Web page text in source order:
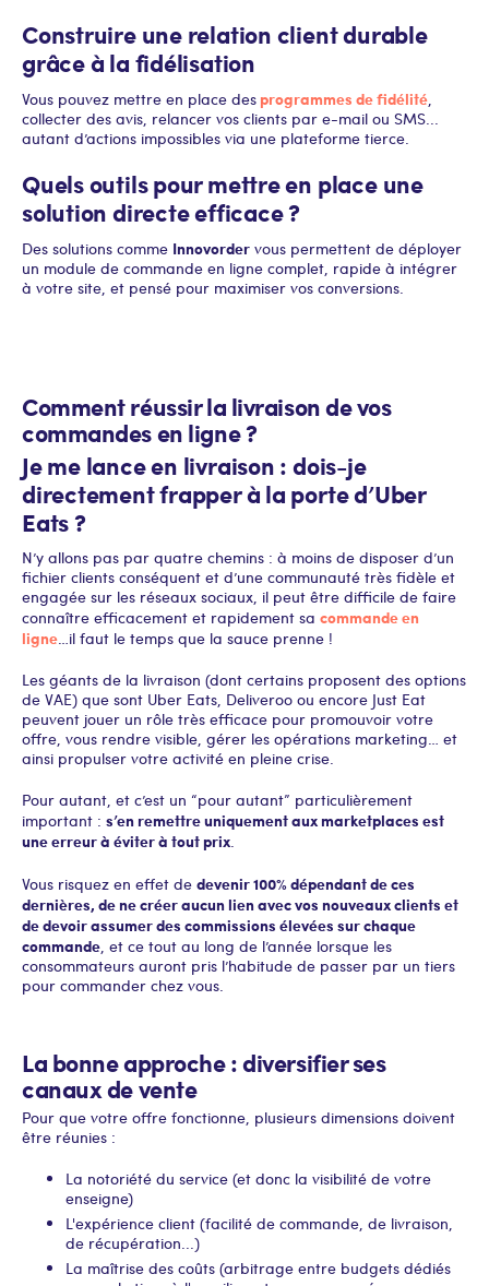
Construire une relation client durable
grâce à la fidélisation
Vous pouvez mettre en place des programmes de fidélité,
collecter des avis, relancer vos clients par e-mail ou SMS...
autant d’actions impossibles via une plateforme tierce.
Quels outils pour mettre en place une
solution directe efficace ?
Des solutions comme Innovorder vous permettent de déployer
un module de commande en ligne complet, rapide à intégrer
à votre site, et pensé pour maximiser vos conversions.
Comment réussir la livraison de vos
commandes en ligne ?
Je me lance en livraison : dois-je
directement frapper à la porte d’Uber
Eats ?
N’y allons pas par quatre chemins : à moins de disposer d’un
fichier clients conséquent et d’une communauté très fidèle et
engagée sur les réseaux sociaux, il peut être difficile de faire
connaître efficacement et rapidement sa commande en
ligne…il faut le temps que la sauce prenne !
Les géants de la livraison (dont certains proposent des options
de VAE) que sont Uber Eats, Deliveroo ou encore Just Eat
peuvent jouer un rôle très efficace pour promouvoir votre
offre, vous rendre visible, gérer les opérations marketing… et
ainsi propulser votre activité en pleine crise.
Pour autant, et c’est un “pour autant” particulièrement
important : s’en remettre uniquement aux marketplaces est
une erreur à éviter à tout prix.
Vous risquez en effet de devenir 100% dépendant de ces
dernières, de ne créer aucun lien avec vos nouveaux clients et
de devoir assumer des commissions élevées sur chaque
commande, et ce tout au long de l’année lorsque les
consommateurs auront pris l’habitude de passer par un tiers
pour commander chez vous.
La bonne approche : diversifier ses
canaux de vente
Pour que votre offre fonctionne, plusieurs dimensions doivent
être réunies :
La notoriété du service (et donc la visibilité de votre
enseigne)
L'expérience client (facilité de commande, de livraison,
de récupération...)
La maîtrise des coûts (arbitrage entre budgets dédiés